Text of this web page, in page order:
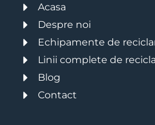
Acasa
Despre noi
Echipamente de
Linii complete de
Blog
Contact